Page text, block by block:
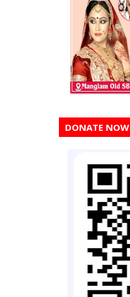
DONATE NOW